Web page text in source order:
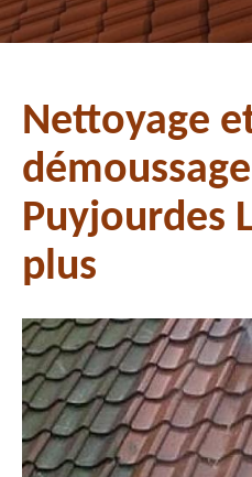
Nettoyage
Puyjourdes
plus